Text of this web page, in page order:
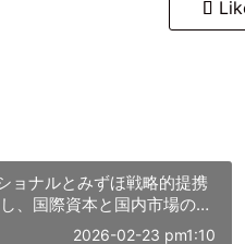
ョナルとみずほ戦略的提携
、国際資本と国内市場の連
2026-02-23 pm1:10